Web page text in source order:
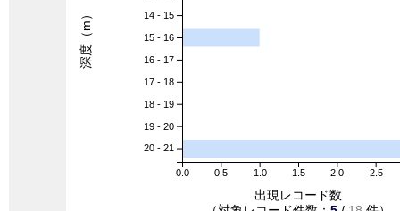
0.0 0.5 1.0 1.5 2.0 2.5
14 - 15
15 - 16
16 - 17
17 - 18
18 - 19
19 - 20
20 - 21
出現レコード数
深度（m）